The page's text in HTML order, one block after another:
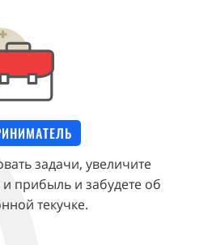
задачи, увеличите
прибыль и забудете об
текучке.